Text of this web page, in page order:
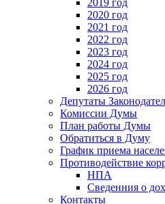
2019 год
2020 год
2021 год
2022 год
2023 год
2024 год
2025 год
2026 год
Депутаты
Комиссии Думы
План работы Думы
Обратиться в Думу
График приема
Противодействие
НПА
Сведенния о
Контакты